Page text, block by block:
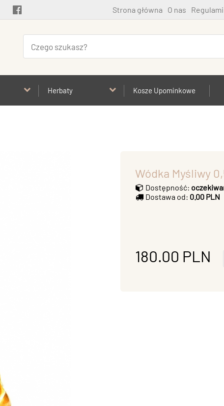
Strona główna O nas
Herbaty Kosze Upominkowe
Wódka Myśliwy
Dostępność:
Dostawa od: 0.00 PLN
180.00 PLN